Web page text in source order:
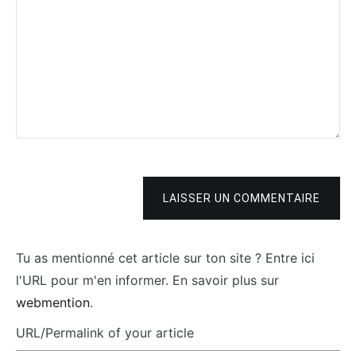
LAISSER UN COMMENTAIRE
Tu as mentionné cet article sur ton site ? Entre ici
l'URL pour m'en informer. En savoir plus sur
webmention.
URL/Permalink of your article